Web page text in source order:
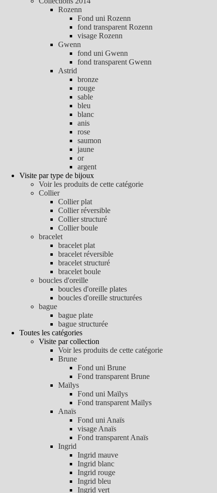
Rozenn
Fond uni Rozenn
fond transparent Rozenn
visage Rozenn
Gwenn
fond uni Gwenn
fond transparent Gwenn
Astrid
bronze
rouge
sable
bleu
blanc
anis
rose
saumon
jaune
or
argent
Visite par type de bijoux
Voir les produits de cette catégorie
Collier
Collier plat
Collier réversible
Collier structuré
Collier boule
bracelet
bracelet plat
bracelet réversible
bracelet structuré
bracelet boule
boucles d'oreille
boucles d'oreille plates
boucles d'oreille structurées
bague
bague plate
bague structurée
Toutes les catégories
Visite par collection
Voir les produits de cette catégorie
Brune
Fond uni Brune
Fond transparent Brune
Maïlys
Fond uni Maïlys
Fond transparent Maïlys
Anaïs
Fond uni Anaïs
visage Anaïs
Fond transparent Anaïs
Ingrid
Ingrid mauve
Ingrid blanc
Ingrid rouge
Ingrid bleu
Ingrid vert